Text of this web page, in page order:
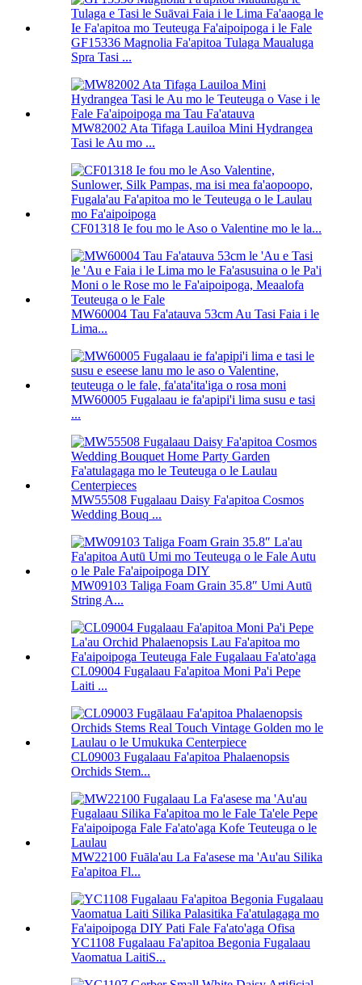
GF15336 Magnolia Fa'apitoa Tulaga Maualuga
Spra Tasi ...
MW82002 Ata Tifaga Lauiloa Mini Hydrangea
Tasi le Au mo ...
CF01318 Ie fou mo le Aso o Valentine mo le la...
MW60004 Tau Fa'atauva 53cm Au Tasi Faia i le
Lima...
MW60005 Fugalaau ie fa'apipi'i lima susu e tasi
...
MW55508 Fugalaau Daisy Fa'apitoa Cosmos
Wedding Bouq ...
MW09103 Taliga Foam Grain 35.8″ Umi Autū
String A...
CL09004 Fugalaau Fa'apitoa Moni Pa'i Pepe
Laiti ...
CL09003 Fugalaau Fa'apitoa Phalaenopsis
Orchids Stem...
MW22100 Fuāla'au La Fa'asese ma 'Au'au Silika
Fa'apitoa Fl...
YC1108 Fugalaau Fa'apitoa Begonia Fugalaau
Vaomatua LaitiS...